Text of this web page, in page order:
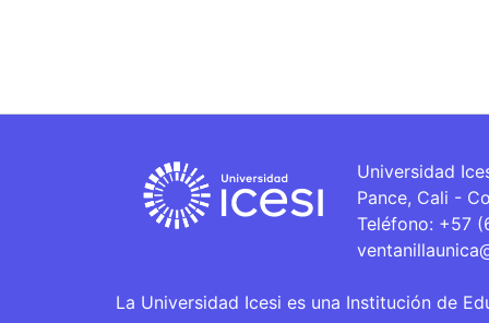
Universidad
Pance, Cali -
Teléfono: +57
La Universidad Icesi es una Institución de